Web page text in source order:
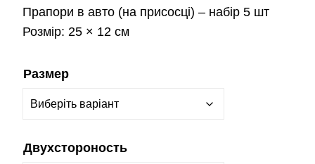
Прапори в авто (на присосці) – набір 5 шт
Розмір: 25 × 12 см
Размер
Двухстороность